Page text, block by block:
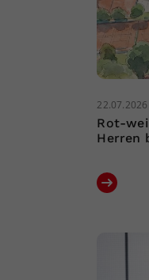
22.07.2026
Rot-
Herren